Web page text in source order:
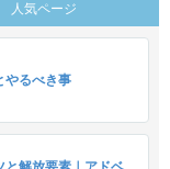
人気ページ
やるべき事